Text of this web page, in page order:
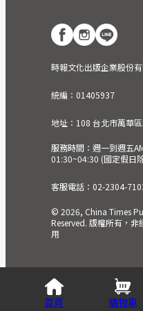
時報文化出版企業股份
統編：01405937
地址：108 台北市萬華
服務時間：週一到週五
01:30~04:30 (國定假日
客服電話：02-2304-
© 2026, China Times
Reserved. 版權所有，
用
首頁 購物車